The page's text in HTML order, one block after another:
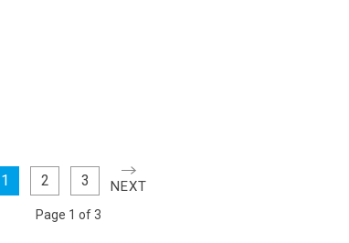
Page 1 of 3
1 2 3 NEXT